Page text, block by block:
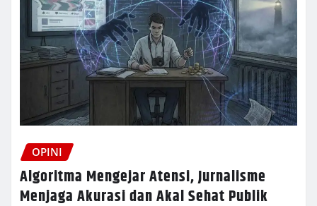
OPINI
Algoritma Mengejar Atensi, Jurnalisme
Menjaga Akurasi dan Akal Sehat Publik